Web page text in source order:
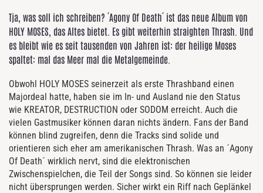
Tja, was soll ich schreiben? ´Agony Of Death´ ist das neue Album von
HOLY MOSES, das Altes bietet. Es gibt weiterhin straighten Thrash. Und
es bleibt wie es seit tausenden von Jahren ist: der heilige Moses
spaltet: mal das Meer mal die Metalgemeinde.
Obwohl HOLY MOSES seinerzeit als erste Thrashband einen
Majordeal hatte, haben sie im In- und Ausland nie den Status
wie KREATOR, DESTRUCTION oder SODOM erreicht. Auch die
vielen Gastmusiker können daran nichts ändern. Fans der Band
können blind zugreifen, denn die Tracks sind solide und
orientieren sich eher am amerikanischen Thrash. Was an ´Agony
Of Death´ wirklich nervt, sind die elektronischen
Zwischenspielchen, die Teil der Songs sind. So können sie leider
nicht übersprungen werden. Sicher wirkt ein Riff nach Geplänkel